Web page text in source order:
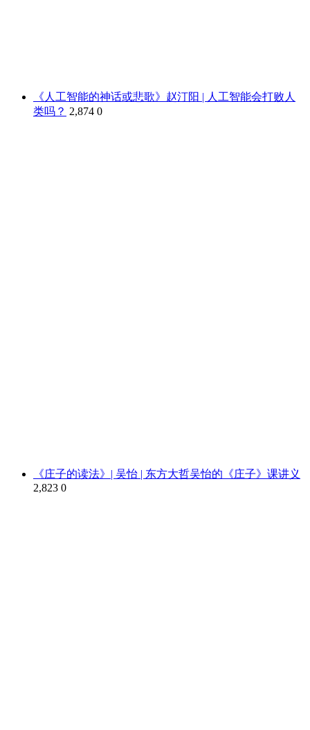
《人工智能的神话或悲歌》赵汀阳 | 人工智能会打败人
类吗？ 2,874 0
《庄子的读法》| 吴怡 | 东方大哲吴怡的《庄子》课讲义
2,823 0